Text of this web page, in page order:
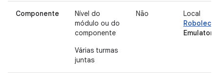
Componente
Nível do
módulo ou do
componente
Várias turmas
juntas
Não
Local
Emulator